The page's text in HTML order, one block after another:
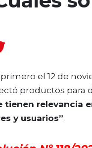
el 12 de
productos para
tienen relevancia
y usuarios”.